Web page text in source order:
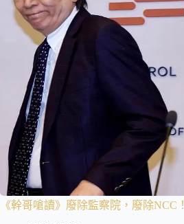
《幹哥嗆讀》廢除監察院，廢除NCC！